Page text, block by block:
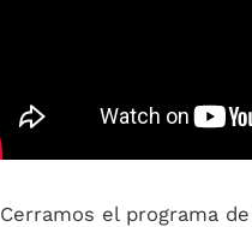
Cerramos el programa